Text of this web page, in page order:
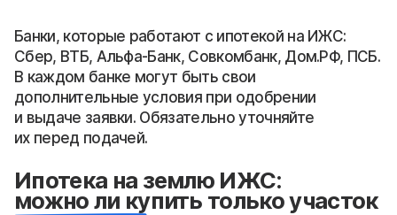
Банки, которые работают с ипотекой на ИЖС:
Сбер, ВТБ, Альфа-Банк, Совкомбанк, Дом.РФ, ПСБ.
В каждом банке могут быть свои
дополнительные условия при одобрении
и выдаче заявки. Обязательно уточняйте
их перед подачей.
Ипотека на землю ИЖС:
можно ли купить только участок